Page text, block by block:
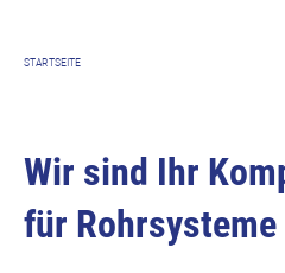
STARTSEITE
Wir sind Ihr
für Rohrsysteme